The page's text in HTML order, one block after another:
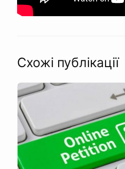
Схожі публікації